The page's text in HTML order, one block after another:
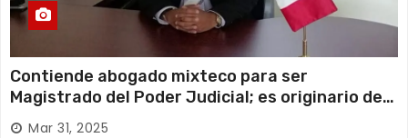
Contiende abogado mixteco para ser
Magistrado del Poder Judicial; es originario de
Huajuapan de León
Mar 31, 2025